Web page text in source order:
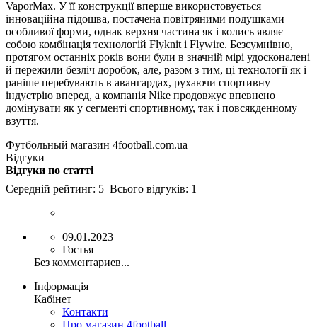
VaporMax. У її конструкції вперше використовується
інноваційна підошва, постачена повітряними подушками
особливої форми, однак верхня частина як і колись являє
собою комбінація технологій Flyknit і Flywire. Безсумнівно,
протягом останніх років вони були в значній мірі удосконалені
й пережили безліч доробок, але, разом з тим, ці технології як і
раніше перебувають в авангардах, рухаючи спортивну
індустрію вперед, а компанія Nike продовжує впевнено
домінувати як у сегменті спортивному, так і повсякденному
взуття.
Футбольный магазин 4football.com.ua
Відгуки
Відгуки по статті
Середній рейтинг: 5 Всього відгуків: 1
09.01.2023
Гостья
Без комментариев...
Інформація
Кабінет
Контакти
Про магазин 4football